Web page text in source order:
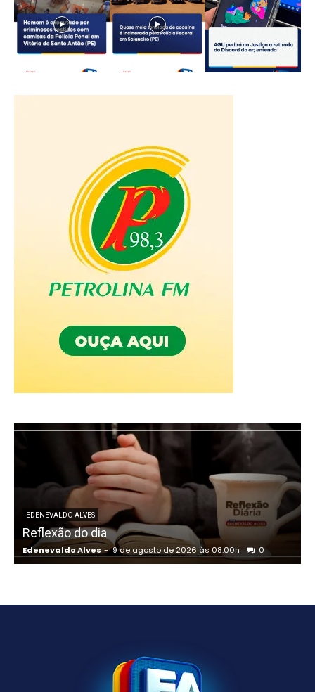
EDENEVALDO ALVES
Reflexão do dia
Edenevaldo Alves - 9 de agosto de 2026 às 08:00h 0